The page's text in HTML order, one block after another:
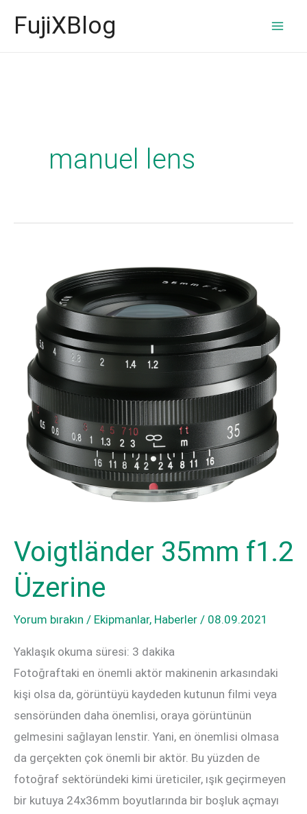
atlaFujiXBlog
manuel lens
Voigtländer 35mm f1.2
Üzerine
Yorum bırakın / Ekipmanlar, Haberler / 08.09.2021
Yaklaşık okuma süresi: 3 dakika
Fotoğraftaki en önemli aktör makinenin arkasındaki
kişi olsa da, görüntüyü kaydeden kutunun filmi veya
sensöründen daha önemlisi, oraya görüntünün
gelmesini sağlayan lenstir. Yani, en önemlisi olmasa
da gerçekten çok önemli bir aktör. Bu yüzden de
fotoğraf sektöründeki kimi üreticiler, ışık geçirmeyen
bir kutuya 24x36mm boyutlarında bir boşluk açmayı